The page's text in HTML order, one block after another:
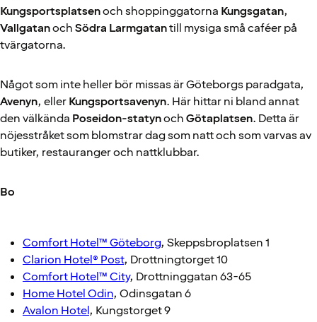
Kungsportsplatsenoch shoppinggatorna Kungsgatan,
VallgatanochSödra Larmgatantill mysiga små caféer på
tvärgatorna.
Något som inte heller bör missas är Göteborgs paradgata,
Avenyn, ellerKungsportsavenyn. Här hittar ni bland annat
den välkända Poseidon-statynochGötaplatsen. Detta är
nöjesstråket som blomstrar dag som natt och som varvas av
butiker, restauranger och nattklubbar.
Bo
Comfort Hotel™ Göteborg, Skeppsbroplatsen 1
Clarion Hotel® Post, Drottningtorget 10
Comfort Hotel™ City, Drottninggatan 63-65
Home Hotel Odin, Odinsgatan 6
Avalon Hotel, Kungstorget 9